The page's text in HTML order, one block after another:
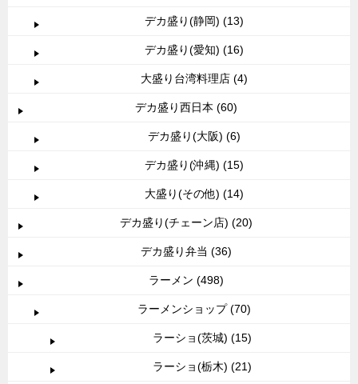
デカ盛り(静岡) (13)
デカ盛り(愛知) (16)
大盛り台湾料理店 (4)
デカ盛り西日本 (60)
デカ盛り(大阪) (6)
デカ盛り(沖縄) (15)
大盛り(その他) (14)
デカ盛り(チェーン店) (20)
デカ盛り弁当 (36)
ラーメン (498)
ラーメンショップ (70)
ラーショ(茨城) (15)
ラーショ(栃木) (21)